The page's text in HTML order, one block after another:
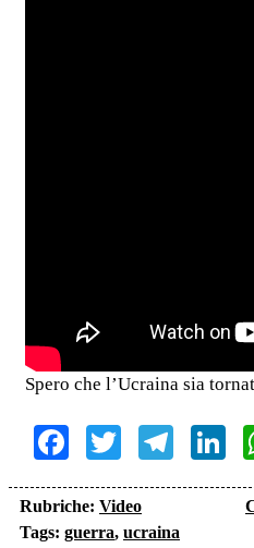
Spero che l’Ucraina sia
Facebook
Twitter
Rubriche: Video
Tags: guerra, ucraina